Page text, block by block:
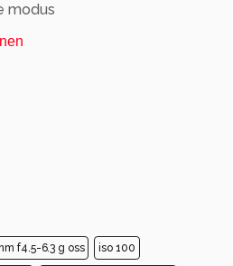
modus
f4.5-6.3 g oss iso 100